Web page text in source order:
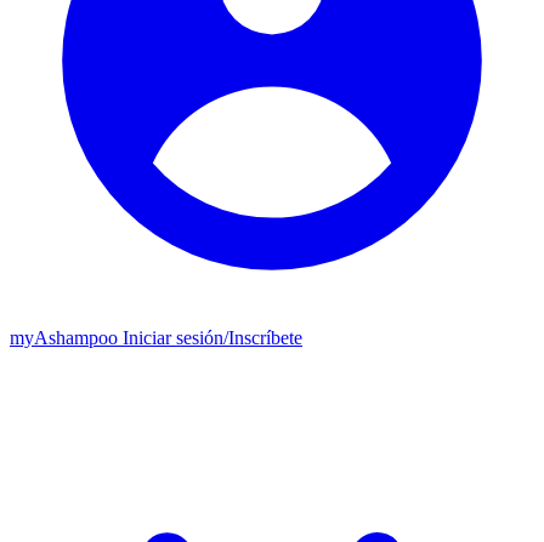
myAshampoo Iniciar sesión/Inscríbete